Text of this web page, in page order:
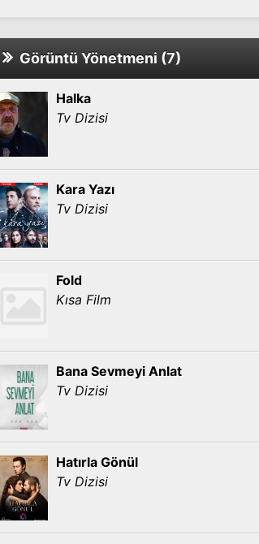
Görüntü Yönetmeni (7)
Halka
Tv Dizisi
Kara Yazı
Tv Dizisi
Fold
Kısa Film
Bana Sevmeyi Anlat
Tv Dizisi
Hatırla Gönül
Tv Dizisi